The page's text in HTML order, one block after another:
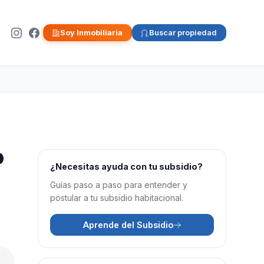
Soy Inmobiliaria Buscar propiedad
¿Necesitas ayuda con tu subsidio?
Guías paso a paso para entender y
postular a tu subsidio habitacional.
Aprende del Subsidio